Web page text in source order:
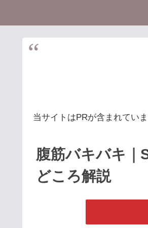
当サイトはPRが含まれていま
腹筋バキバキ｜
どころ解説